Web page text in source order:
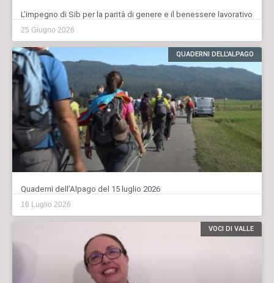
L’impegno di Sib per la parità di genere e il benessere lavorativo
25 Giugno 2026
QUADERNI DELL'ALPAGO
Quaderni dell’Alpago del 15 luglio 2026
16 Luglio 2026
VOCI DI VALLE